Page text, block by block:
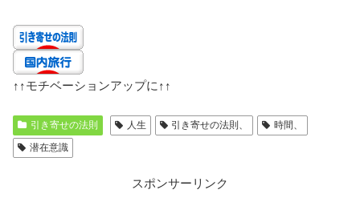
↑↑モチベーションアップに ↑↑
引き寄せの法則 人生 引き寄せの法則、
時間、
潜在意識
スポンサーリンク